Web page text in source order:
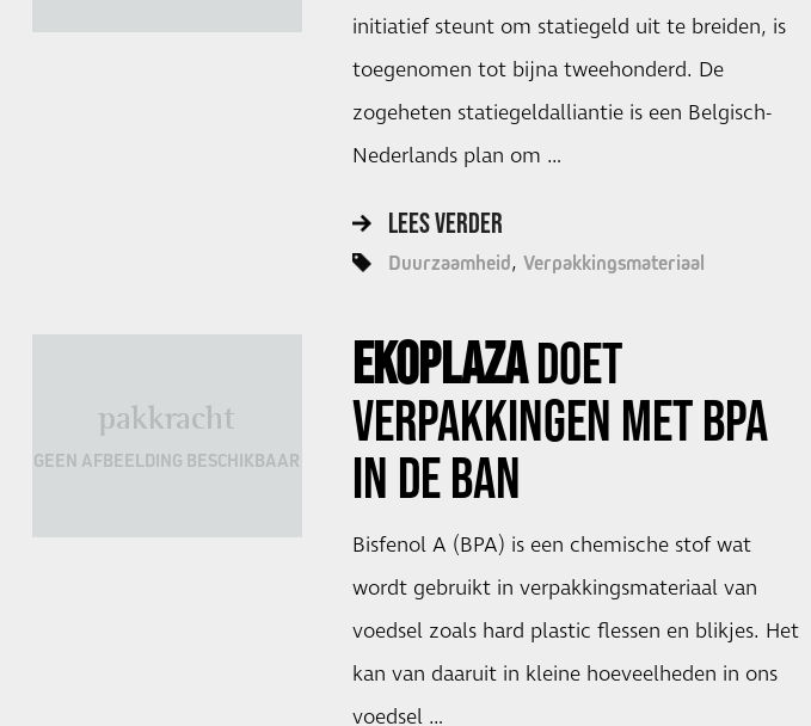
initiatief steunt om statiegeld uit te breiden, is
toegenomen tot bijna tweehonderd. De
zogeheten statiegeldalliantie is een Belgisch-
Nederlands plan om …
LEES VERDER
Duurzaamheid Verpakkingsmateriaal
pakkracht
GEEN AFBEELDING BESCHIKBAAR
EKOPLAZADOET
VERPAKKINGEN METBPA
IN DE BAN
Bisfenol A (BPA) is een chemische stof wat
wordt gebruikt in verpakkingsmateriaal van
voedsel zoals hard plastic flessen en blikjes. Het
kan van daaruit in kleine hoeveelheden in ons
voedsel …